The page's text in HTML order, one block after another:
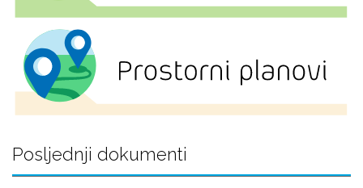
Posljednji dokumenti